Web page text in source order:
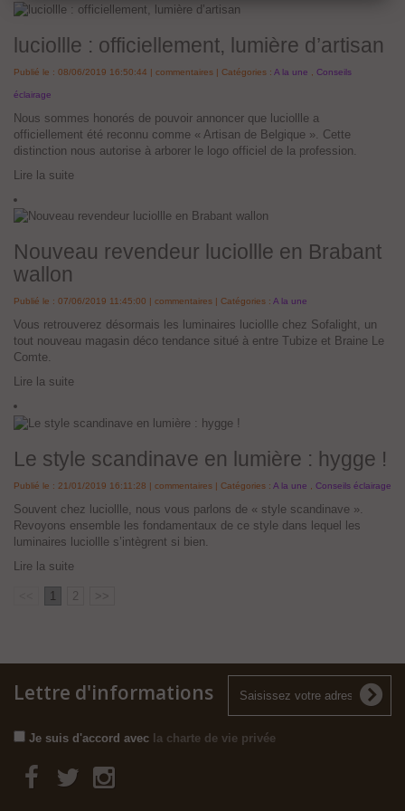
luciollle : officiellement, lumière d’artisan
Publié le : 08/06/2019 16:50:44 | commentaires | Catégories : A la une Conseils
éclairage
Nous sommes honorés de pouvoir annoncer que luciollle a
officiellement été reconnu comme « Artisan de Belgique ». Cette
distinction nous autorise à arborer le logo officiel de la profession.
Lire la suite
Nouveau revendeur luciollle en Brabant
wallon
Publié le : 07/06/2019 11:45:00 | commentaires | Catégories : A la une
Vous retrouverez désormais les luminaires luciollle chez Sofalight, un
tout nouveau magasin déco tendance situé à entre Tubize et Braine Le
Comte.
Lire la suite
Le style scandinave en lumière : hygge !
Publié le : 21/01/2019 16:11:28 | commentaires | Catégories : A la une Conseils éclairage
Souvent chez luciollle, nous vous parlons de « style scandinave ».
Revoyons ensemble les fondamentaux de ce style dans lequel les
luminaires luciollle s’intègrent si bien.
Lire la suite
1 2 >>
Lettre d'informations
Je suis d'accord avec la charte de vie privée